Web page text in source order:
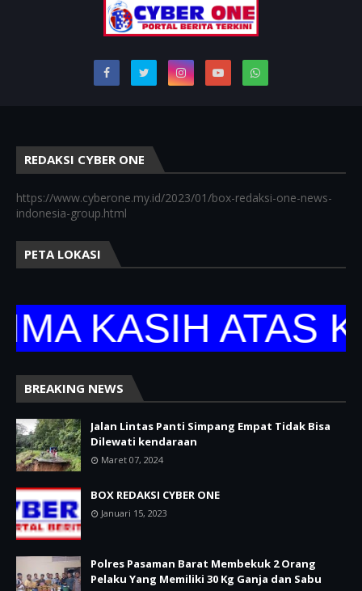
REDAKSI CYBER ONE
https://www.cyberone.my.id/2023/01/box-redaksi-one-news-
indonesia-group.html
PETA LOKASI
ATAS
BREAKING NEWS
Jalan Lintas Panti Simpang Empat Tidak Bisa
Dilewati kendaraan
Maret 07, 2024
BOX REDAKSI CYBER ONE
Januari 15, 2023
Polres Pasaman Barat Membekuk 2 Orang
Pelaku Yang Memiliki 30 Kg Ganja dan Sabu